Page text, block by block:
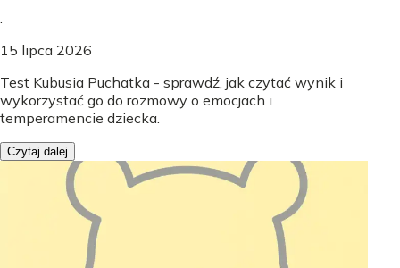
15 lipca 2026
Test Kubusia Puchatka - sprawdź, jak czytać wynik i
wykorzystać go do rozmowy o emocjach i
temperamencie dziecka.
Czytaj dalej